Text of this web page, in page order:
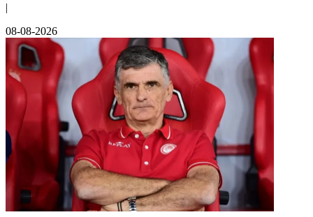
|
08-08-2026